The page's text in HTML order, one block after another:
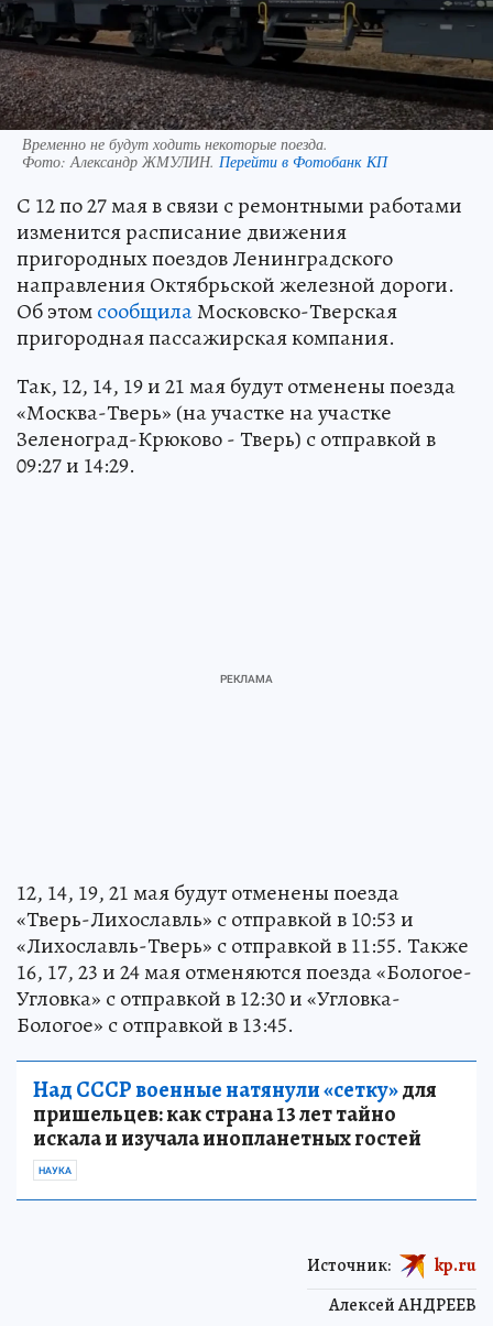
Временно не будут ходить некоторые поезда.
Фото:Александр ЖМУЛИН. Перейти в Фотобанк КП
С 12 по 27 мая в связи с ремонтными работами
изменится расписание движения
пригородных поездов Ленинградского
направления Октябрьской железной дороги.
Об этомсообщилаМосковско-Тверская
пригородная пассажирская компания.
Так, 12, 14, 19 и 21 мая будут отменены поезда
«Москва-Тверь» (на участке на участке
Зеленоград-Крюково - Тверь) с отправкой в
09:27 и 14:29.
12, 14, 19, 21 мая будут отменены поезда
«Тверь-Лихославль» с отправкой в 10:53 и
«Лихославль-Тверь» с отправкой в 11:55. Также
16, 17, 23 и 24 мая отменяются поезда «Бологое-
Угловка» с отправкой в 12:30 и «Угловка-
Бологое» с отправкой в 13:45.
Над СССР военные натянули «сетку»для
пришельцев: как страна 13 лет тайно
искала и изучала инопланетных гостей
НАУКА
Алексей АНДРЕЕВ
Источник: kp.ru